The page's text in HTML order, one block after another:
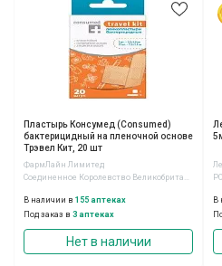
Пластырь Консумед (Consumed)
бактерицидный на пленочной основе
Трэвел Кит, 20 шт
ФармЛайн Лимитед
Соединенное Королевство Великобритании и Северной Ирландии
В наличии в 155 аптеках
Под заказ в 3 аптеках
Нет в наличии
В